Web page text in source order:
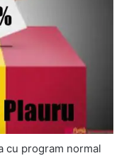
cu program normal